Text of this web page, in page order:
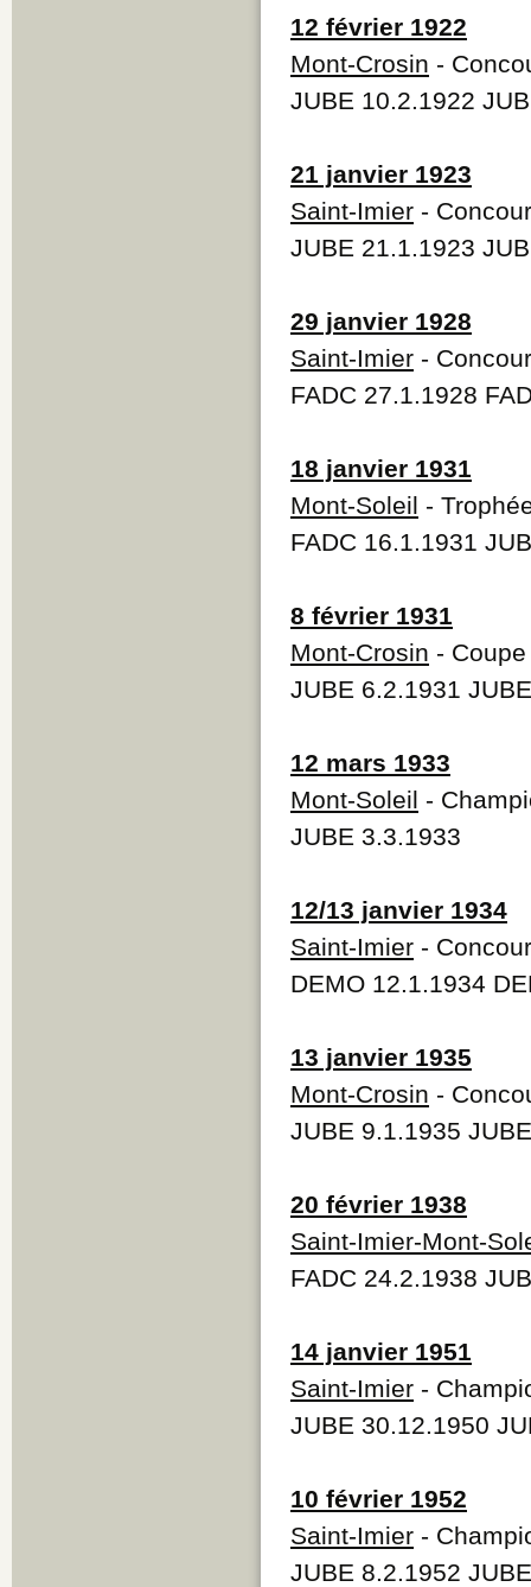
12 février 1922
Mont-Crosin -
JUBE 10.2.1922
21 janvier 1923
Saint-Imier -
JUBE 21.1.1923
29 janvier 1928
Saint-Imier -
FADC 27.1.1928
18 janvier 1931
Mont-Soleil -
FADC 16.1.1931
8 février 1931
Mont-Crosin -
JUBE 6.2.1931
12 mars 1933
Mont-Soleil -
JUBE 3.3.1933
12/13 janvier 1934
Saint-Imier -
DEMO 12.1.1934
13 janvier 1935
Mont-Crosin -
JUBE 9.1.1935
20 février 1938
Saint-Imier-Mont-
FADC 24.2.1938
14 janvier 1951
Saint-Imier -
JUBE 30.12.1950
10 février 1952
Saint-Imier -
JUBE 8.2.1952